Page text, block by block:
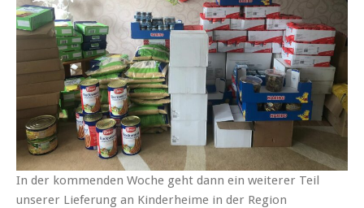
In der kommenden Woche geht dann ein weiterer Teil
unserer Lieferung an Kinderheime in der Region